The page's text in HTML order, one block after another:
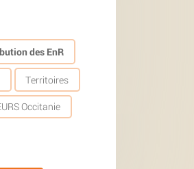
des EnR
Territoires
Occitanie